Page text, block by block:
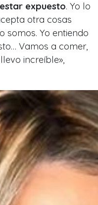
expuesto. Yo lo
otra cosas
somos. Yo entiendo
Vamos a comer,
increíble»,